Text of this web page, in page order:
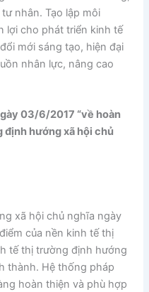
nhân. Tạo lập môi
lợi cho phát triển kinh tế
mới sáng tạo, hiện đại
nhân lực, nâng cao
03/6/2017 “về hoàn
hướng xã hội chủ
xã hội chủ nghĩa ngày
của nền kinh tế thị
tế thị trường định hướng
thành. Hệ thống pháp
hoàn thiện và phù hợp